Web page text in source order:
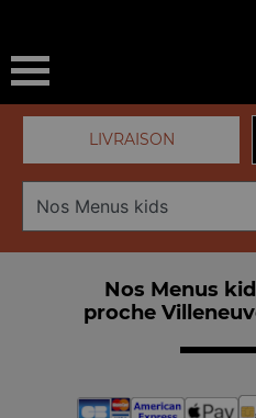
LIVRAISON
Nos Menus
proche